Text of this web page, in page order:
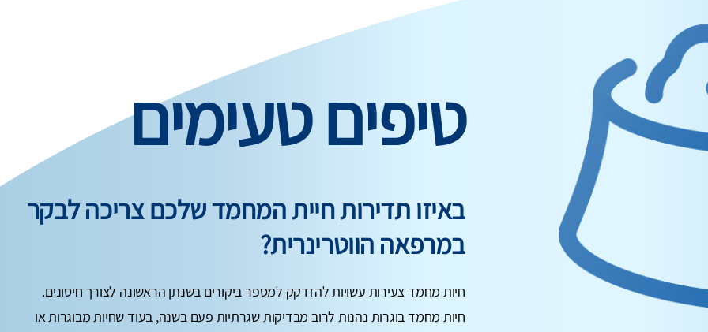
טיפים טעימים
באיזו תדירות חיית המחמד שלכם צריכה לבקר
במרפאה הווטרינרית?
חיות מחמד צעירות עשויות להזדקק למספר ביקורים בשנתן הראשונה לצורך חיסונים.
חיות מחמד בוגרות נהנות לרוב מבדיקות שגרתיות פעם בשנה, בעוד שחיות מבוגרות או